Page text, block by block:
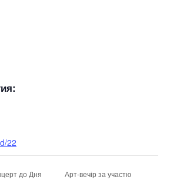
22
до Дня
Арт-вечір за участю